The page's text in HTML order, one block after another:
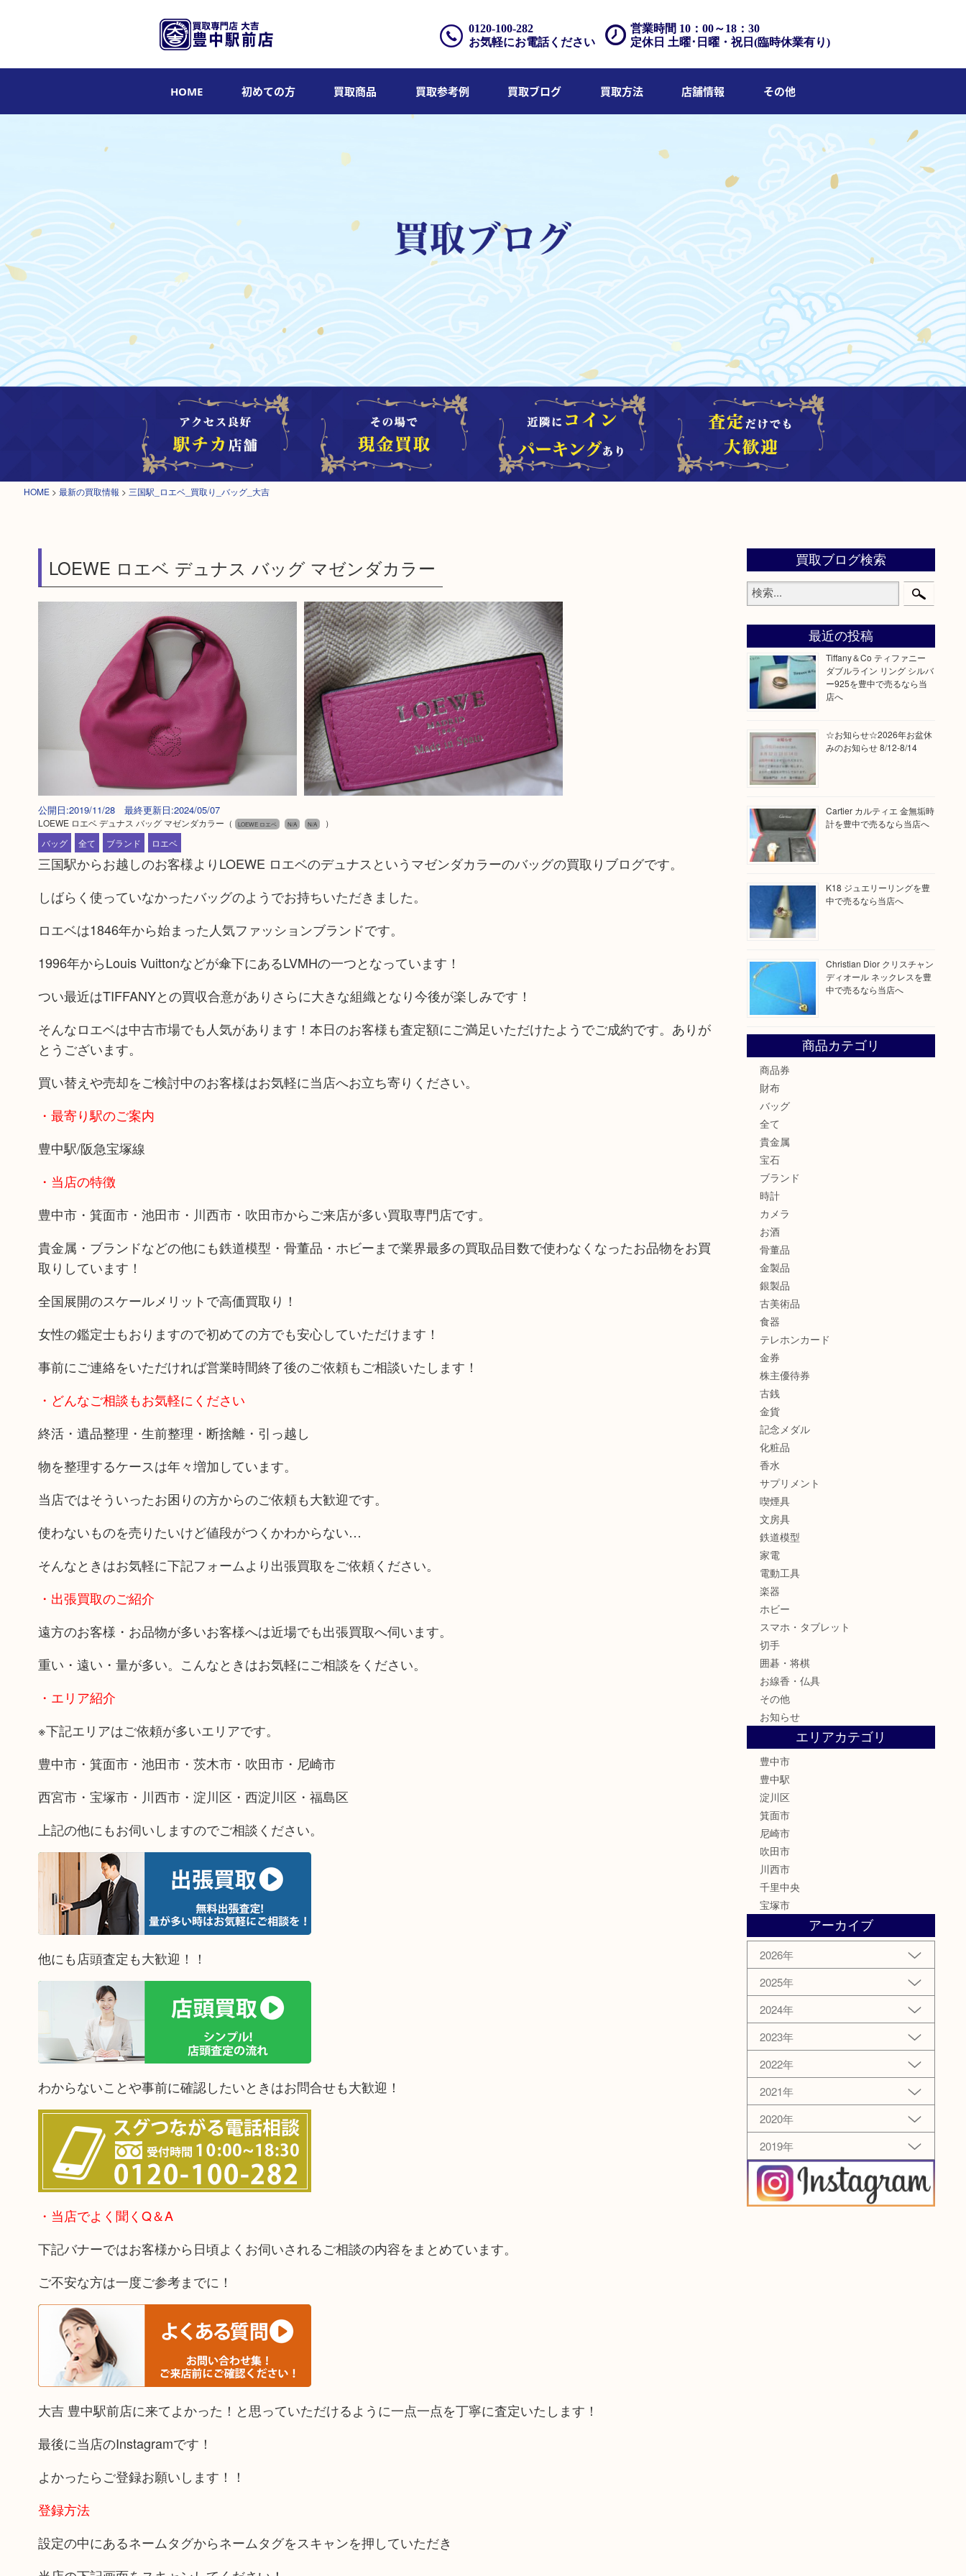
営業時間 10：00～18：30
定休日 土曜･日曜・祝日(臨時休業有り)
0120-100-282
お気軽にお電話ください
HOME 初めての方 買取商品 買取参考例 買取ブログ 買取方法 店舗情報 その他
HOME > 最新の買取情報 > 三国駅_ロエベ_買取り_バッグ_大吉
LOEWE ロエベ デュナス バッグ マゼンダカラー
公開日:2019/11/28 最終更新日:2024/05/07
LOEWE ロエベ デュナス バッグ マゼンダカラー （ LOEWE ロエベ N/A N/A
）
バッグ
全て ブランド ロエベ
三国駅からお越しのお客様よりLOEWE ロエベのデュナスというマゼンダカラーのバッグの買取りブログです。
しばらく使っていなかったバッグのようでお持ちいただきました。
ロエベは1846年から始まった人気ファッションブランドです。
1996年からLouis Vuittonなどが傘下にあるLVMHの一つとなっています！
つい最近はTIFFANYとの買収合意がありさらに大きな組織となり今後が楽しみです！
そんなロエベは中古市場でも人気があります！本日のお客様も査定額にご満足いただけたようでご成約です。ありが
とうございます。
買い替えや売却をご検討中のお客様はお気軽に当店へお立ち寄りください。
・最寄り駅のご案内
豊中駅/阪急宝塚線
・当店の特徴
豊中市・箕面市・池田市・川西市・吹田市からご来店が多い買取専門店です。
貴金属・ブランドなどの他にも鉄道模型・骨董品・ホビーまで業界最多の買取品目数で使わなくなったお品物をお買
取りしています！
全国展開のスケールメリットで高価買取り！
女性の鑑定士もおりますので初めての方でも安心していただけます！
事前にご連絡をいただければ営業時間終了後のご依頼もご相談いたします！
・どんなご相談もお気軽にください
終活・遺品整理・生前整理・断捨離・引っ越し
物を整理するケースは年々増加しています。
当店ではそういったお困りの方からのご依頼も大歓迎です。
使わないものを売りたいけど値段がつくかわからない…
そんなときはお気軽に下記フォームより出張買取をご依頼ください。
・出張買取のご紹介
遠方のお客様・お品物が多いお客様へは近場でも出張買取へ伺います。
重い・遠い・量が多い。こんなときはお気軽にご相談をください。
・エリア紹介
※下記エリアはご依頼が多いエリアです。
豊中市・箕面市・池田市・茨木市・吹田市・尼崎市
西宮市・宝塚市・川西市・淀川区・西淀川区・福島区
上記の他にもお伺いしますのでご相談ください。
他にも店頭査定も大歓迎！！
わからないことや事前に確認したいときはお問合せも大歓迎！
・当店でよく聞くQ＆A
下記バナーではお客様から日頃よくお伺いされるご相談の内容をまとめています。
ご不安な方は一度ご参考までに！
大吉 豊中駅前店に来てよかった！と思っていただけるように一点一点を丁寧に査定いたします！
最後に当店のInstagramです！
よかったらご登録お願いします！！
登録方法
設定の中にあるネームタグからネームタグをスキャンを押していただき
買取ブログ検索
最近の投稿
Tiffany＆Co ティファニー
ダブルライン リング シルバ
ー925を豊中で売るなら当
店へ
☆お知らせ☆2026年お盆休
みのお知らせ 8/12-8/14
Cartier カルティエ 金無垢時
計を豊中で売るなら当店へ
K18 ジュエリーリングを豊
中で売るなら当店へ
Christian Dior クリスチャン
ディオール ネックレスを豊
中で売るなら当店へ
商品カテゴリ
商品券
財布
バッグ
全て
貴金属
宝石
ブランド
時計
カメラ
お酒
骨董品
金製品
銀製品
古美術品
食器
テレホンカード
金券
株主優待券
古銭
金貨
記念メダル
化粧品
香水
サプリメント
喫煙具
文房具
鉄道模型
家電
電動工具
楽器
ホビー
スマホ・タブレット
切手
囲碁・将棋
お線香・仏具
その他
お知らせ
エリアカテゴリ
豊中市
豊中駅
淀川区
箕面市
尼崎市
吹田市
川西市
千里中央
宝塚市
アーカイブ
2026年
2025年
2024年
2023年
2022年
2021年
2020年
2019年